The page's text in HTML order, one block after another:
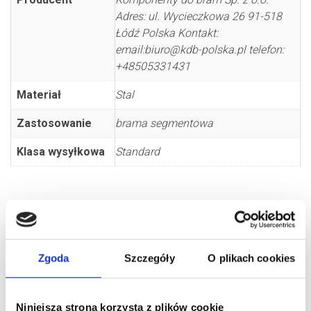
Zgoda Szczegóły O plikach cookies
Niniejsza strona korzysta z plików cookie
Adres: ul. Wycieczkowa 26 91-518
Łódź Polska Kontakt:
email:biuro@kdb-polska.pl telefon:
+48505331431
Materiał Stal
Zastosowanie brama segmentowa
Klasa wysyłkowa Standard